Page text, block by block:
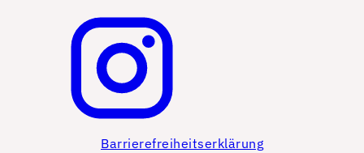
Barrierefreiheitserklärung